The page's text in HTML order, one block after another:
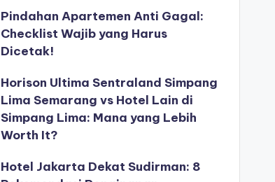
Pindahan Apartemen Anti Gagal:
Checklist Wajib yang Harus
Dicetak!
Horison Ultima Sentraland Simpang
Lima Semarang vs Hotel Lain di
Simpang Lima: Mana yang Lebih
Worth It?
Hotel Jakarta Dekat Sudirman: 8